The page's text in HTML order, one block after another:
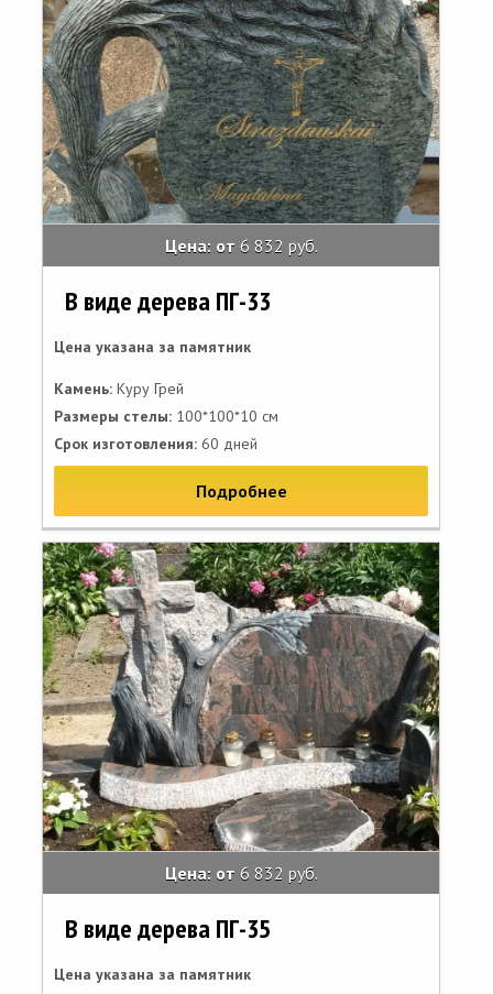
Цена: от 6 832 руб.
В виде дерева ПГ-33
Цена указана за памятник
Камень: Куру Грей
Размеры стелы: 100*100*10 см
Срок изготовления: 60 дней
Подробнее
Цена: от 6 832 руб.
В виде дерева ПГ-35
Цена указана за памятник